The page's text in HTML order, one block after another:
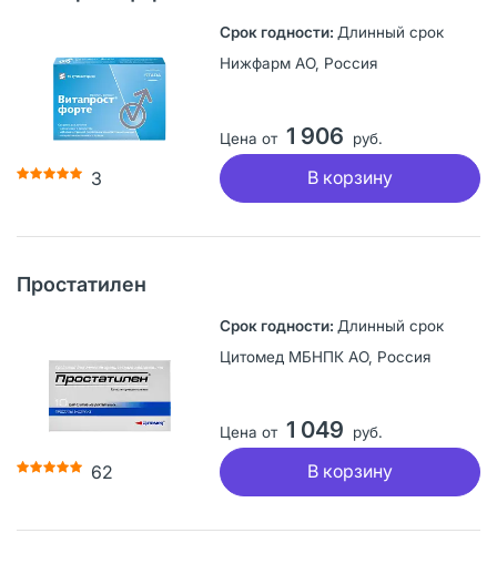
3
Длинный срок
Нижфарм АО, Россия
Цена от 1 906 руб.
В корзину
Простатилен
62
Длинный срок
Цитомед МБНПК АО, Россия
Цена от 1 049 руб.
В корзину